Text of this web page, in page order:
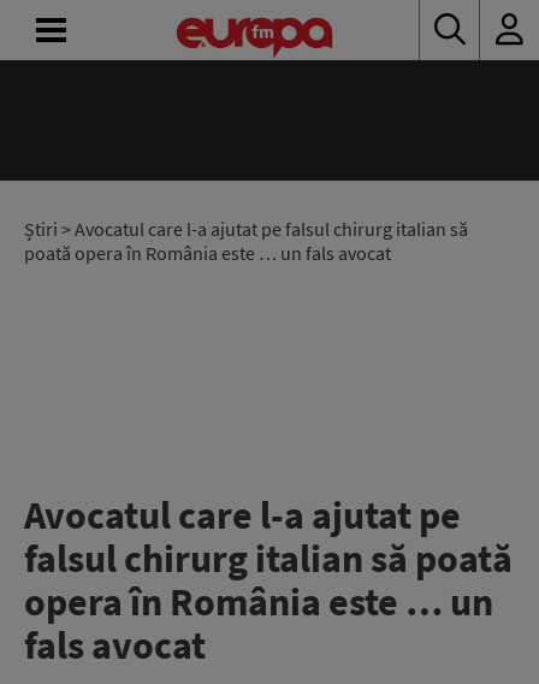
Știri > Avocatul care l-a ajutat pe falsul chirurg italian să
poată opera în România este … un fals avocat
Avocatul care l-a ajutat pe
falsul chirurg italian să poată
opera în România este … un
fals avocat
RADIO